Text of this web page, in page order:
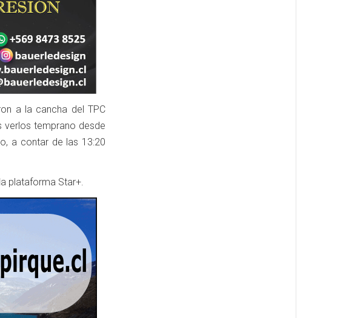
a la cancha del TPC
verlos temprano desde
a contar de las 13:20
plataforma Star+.